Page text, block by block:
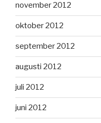
november 2012
oktober 2012
september 2012
augusti 2012
juli 2012
juni 2012